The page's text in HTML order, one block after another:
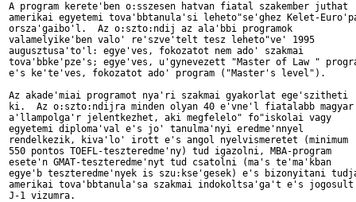
A program kerete'ben o:sszesen hatvan fiatal szakember juthat
amerikai egyetemi tova'bbtanula'si leheto"se'ghez Kelet-
orsza'gaibo'l.  Az o:szto:ndij az ala'bbi programok
valamelyike'ben valo' re'szve'telt tesz leheto"ve' 1995
augusztusa'to'l: egye'ves, fokozatot nem ado' szakmai
tova'bbke'pze's; egye'ves, u'gynevezett "Master of Law "
e's ke'te'ves, fokozatot ado' program ("Master's level").
Az akade'miai programot nya'ri szakmai gyakorlat ege'szitheti
ki.  Az o:szto:ndijra minden olyan 40 e'vne'l fiatalabb magyar
a'llampolga'r jelentkezhet, aki megfelelo" fo"iskolai vagy
egyetemi diploma'val e's jo' tanulma'nyi eredme'nnyel
rendelkezik, kiva'lo' irott e's angol nyelvismeretet (minimum
550 pontos TOEFL-teszteredme'ny) tud igazolni, MBA-program
esete'n GMAT-teszteredme'nyt tud csatolni (ma's te'ma'kban
egye'b teszteredme'nyek is szu:kse'gesek) e's bizonyitani
amerikai tova'bbtanula'sa szakmai indokoltsa'ga't e's jogosult
J-1 vizumra.